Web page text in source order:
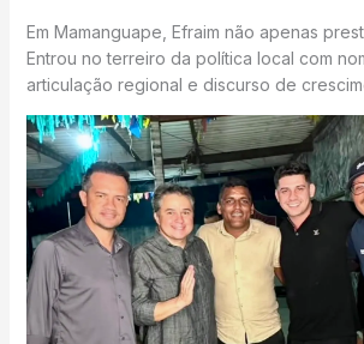
Em Mamanguape, Efraim não apenas
Entrou no terreiro da política local com
articulação regional e discurso de